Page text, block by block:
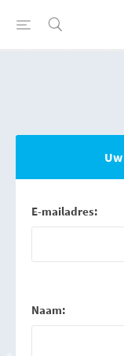
E-mailadres:
Naam: